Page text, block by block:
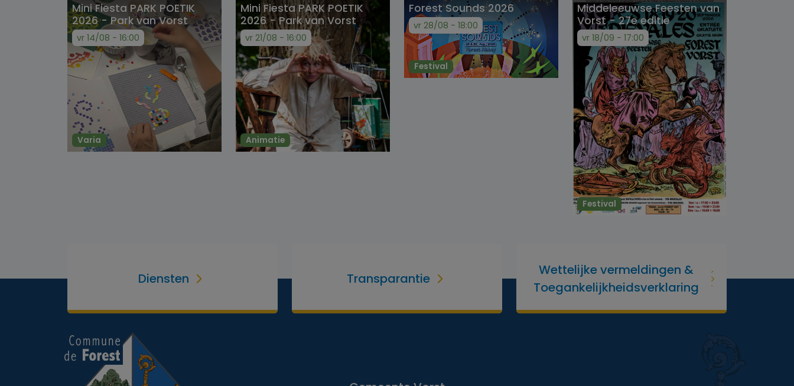
Mini Fiesta PARK POETIK
2026 - Park van Vorst
vr 14/08 - 16:00
Varia
Mini Fiesta PARK POETIK
2026 - Park van Vorst
vr 21/08 - 16:00
Animatie
Forest Sounds 2026
vr 28/08 - 18:00
Festival
Middeleeuwse Feesten van
Vorst - 27e editie
vr 18/09 - 17:00
Festival
Diensten Transparantie
Wettelijke vermeldingen &
Toegankelijkheidsverklaring